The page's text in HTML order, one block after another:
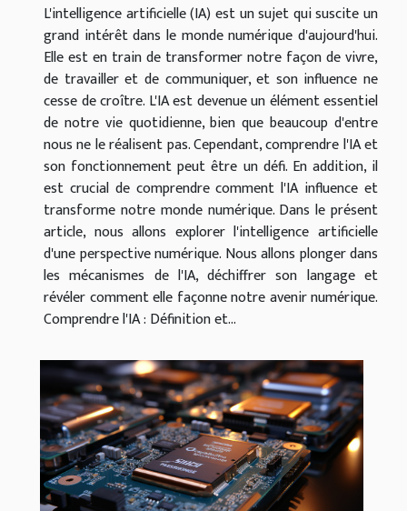
L'intelligence artificielle (IA) est un sujet qui suscite un
grand intérêt dans le monde numérique d'aujourd'hui.
Elle est en train de transformer notre façon de vivre,
de travailler et de communiquer, et son influence ne
cesse de croître. L'IA est devenue un élément essentiel
de notre vie quotidienne, bien que beaucoup d'entre
nous ne le réalisent pas. Cependant, comprendre l'IA et
son fonctionnement peut être un défi. En addition, il
est crucial de comprendre comment l'IA influence et
transforme notre monde numérique. Dans le présent
article, nous allons explorer l'intelligence artificielle
d'une perspective numérique. Nous allons plonger dans
les mécanismes de l'IA, déchiffrer son langage et
révéler comment elle façonne notre avenir numérique.
Comprendre l'IA : Définition et...